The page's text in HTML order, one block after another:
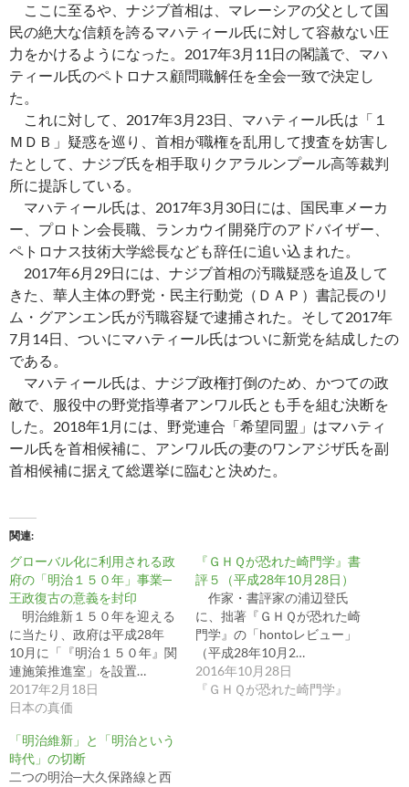
ここに至るや、ナジブ首相は、マレーシアの父として国
民の絶大な信頼を誇るマハティール氏に対して容赦ない圧
力をかけるようになった。2017年3月11日の閣議で、マハ
ティール氏のペトロナス顧問職解任を全会一致で決定し
た。
これに対して、2017年3月23日、マハティール氏は「１
ＭＤＢ」疑惑を巡り、首相が職権を乱用して捜査を妨害し
たとして、ナジブ氏を相手取りクアラルンプール高等裁判
所に提訴している。
マハティール氏は、2017年3月30日には、国民車メーカ
ー、プロトン会長職、ランカウイ開発庁のアドバイザー、
ペトロナス技術大学総長なども辞任に追い込まれた。
2017年6月29日には、ナジブ首相の汚職疑惑を追及して
きた、華人主体の野党・民主行動党（ＤＡＰ）書記長のリ
ム・グアンエン氏が汚職容疑で逮捕された。そして2017年
7月14日、ついにマハティール氏はついに新党を結成したの
である。
マハティール氏は、ナジブ政権打倒のため、かつての政
敵で、服役中の野党指導者アンワル氏とも手を組む決断を
した。2018年1月には、野党連合「希望同盟」はマハティ
ール氏を首相候補に、アンワル氏の妻のワンアジザ氏を副
首相候補に据えて総選挙に臨むと決めた。
関連
グローバル化に利用される政
府の「明治１５０年」事業─
王政復古の意義を封印
明治維新１５０年を迎える
に当たり、政府は平成28年
10月に「『明治１５０年』関
連施策推進室」を設置…
2017年2月18日
日本の真価
『ＧＨＱが恐れた崎門学』書
評５（平成28年10月28日）
作家・書評家の浦辺登氏
に、拙著『ＧＨＱが恐れた崎
門学』の「hontoレビュー」
（平成28年10月2…
2016年10月28日
『ＧＨＱが恐れた崎門学』
「明治維新」と「明治という
時代」の切断
二つの明治─大久保路線と西